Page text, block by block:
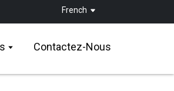
French
Contactez-Nous